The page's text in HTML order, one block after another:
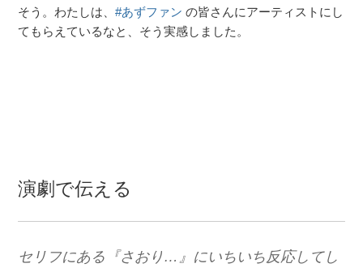
そう。わたしは、#あずファン の皆さんにアーティストにし
てもらえているなと、そう実感しました。
演劇で伝える
セリフにある『さおり…』にいちいち反応してし